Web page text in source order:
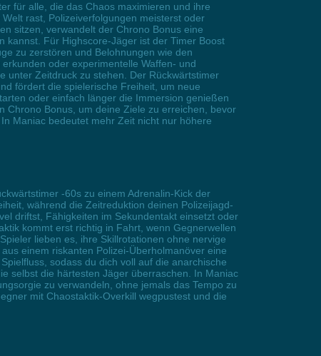
für alle, die das Chaos maximieren und ihre
rast, Polizeiverfolgungen meisterst oder
sitzen, verwandelt der Chrono Bonus eine
kannst. Für Highscore-Jäger ist der Timer Boost
zu zerstören und Belohnungen wie den
oder experimentelle Waffen- und
unter Zeitdruck zu stehen. Der Rückwärtstimer
fördert die spielerische Freiheit, um neue
oder einfach länger die Immersion genießen
Chrono Bonus, um deine Ziele zu erreichen, bevor
Maniac bedeutet mehr Zeit nicht nur höhere
-60s zu einem Adrenalin-Kick der
während die Zeitreduktion deinen Polizeijagd-
driftst, Fähigkeiten im Sekundentakt einsetzt oder
kommt erst richtig in Fahrt, wenn Gegnerwellen
lieben es, ihre Skillrotationen ohne nervige
einem riskanten Polizei-Überholmanöver eine
sodass du dich voll auf die anarchische
selbst die härtesten Jäger überraschen. In Maniac
zu verwandeln, ohne jemals das Tempo zu
mit Chaostaktik-Overkill wegpustest und die